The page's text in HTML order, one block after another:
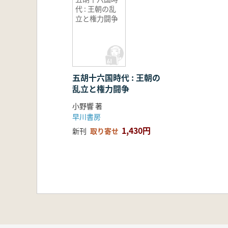
代 : 王朝の乱
立と権力闘争
五胡十六国時代 : 王朝の
乱立と権力闘争
小野響 著
早川書房
新刊 取り寄せ 1,430円